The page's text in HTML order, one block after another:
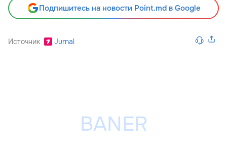
Подпишитесь на новости Point.md в Google
Источник Jurnal